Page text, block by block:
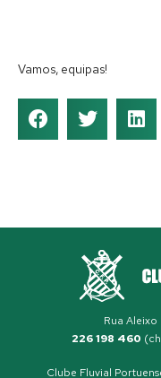
Vamos, equipas!
Rua
226 198 460
Clube Fluvial